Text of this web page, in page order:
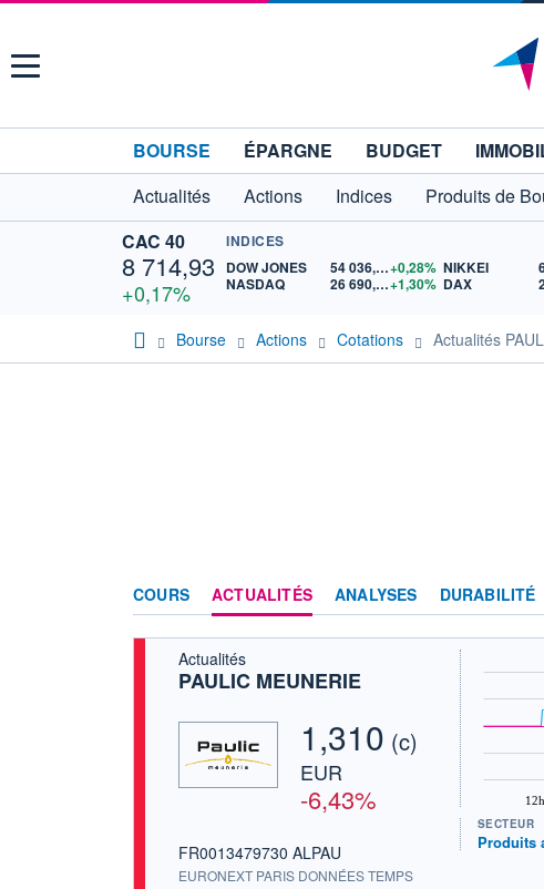
Menu
BOURSE ÉPARGNE BUDGET
Actualités
Actions Indices Produits de
CAC 40
8 714,93
+0,17%
INDICES
DOW JONES
54 036,93+0,28%
NASDAQ
26 690,62+1,30%
NIKKEI
DAX
Bourse Actions Cotations Actualités
COURS ACTUALITÉS ANALYSES DURABILITÉ
Actualités
PAULIC MEUNERIE
1,310 (c)
EUR
-6,43%
FR0013479730 ALPAU
EURONEXT PARIS DONNÉES TEMPS
SECTEUR
Produits